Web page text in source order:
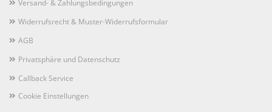
Versand- & Zahlungsbedingungen
Widerrufsrecht & Muster-Widerrufsformular
AGB
Privatsphäre und Datenschutz
Callback Service
Cookie Einstellungen